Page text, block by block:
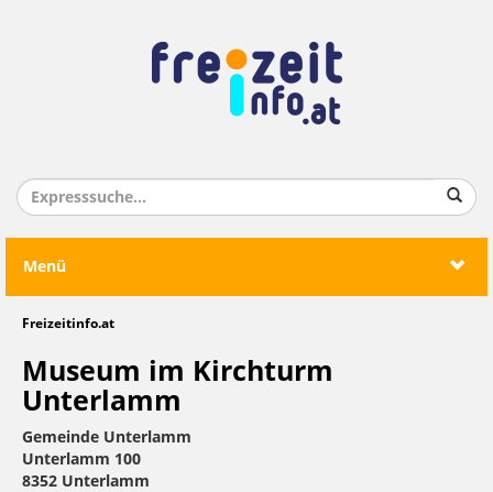
Menü
Freizeitinfo.at
Museum im Kirchturm
Unterlamm
Gemeinde Unterlamm
Unterlamm 100
8352 Unterlamm